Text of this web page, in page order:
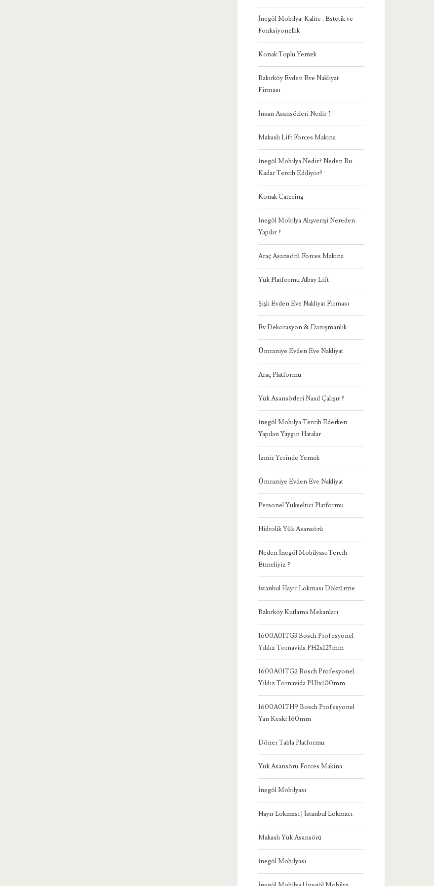
İnegöl Mobilya: Kalite , Estetik ve
Fonksiyonellik
Konak Toplu Yemek
Bakırköy Evden Eve Nakliyat
Firması
İnsan Asansörleri Nedir ?
Makaslı Lift Forces Makina
İnegöl Mobilya Nedir? Neden Bu
Kadar Tercih Ediliyor?
Konak Catering
İnegöl Mobilya Alışverişi Nereden
Yapılır ?
Araç Asansörü Forces Makina
Yük Platformu Albay Lift
Şişli Evden Eve Nakliyat Firması
Ev Dekorasyon & Danışmanlık
Ümraniye Evden Eve Nakliyat
Araç Platformu
Yük Asansörleri Nasıl Çalışır ?
İnegöl Mobilya Tercih Ederken
Yapılan Yaygın Hatalar
İzmir Yerinde Yemek
Ümraniye Evden Eve Nakliyat
Personel Yükseltici Platformu
Hidrolik Yük Asansörü
Neden İnegöl Mobilyası Tercih
Etmeliyiz ?
İstanbul Hayır Lokması Döktürme
Bakırköy Kutlama Mekanları
1600A01TG3 Bosch Profesyonel
Yıldız Tornavida PH2x125mm
1600A01TG2 Bosch Profesyonel
Yıldız Tornavida PH1x100mm
1600A01TH9 Bosch Profesyonel
Yan Keski 160mm
Döner Tabla Platformu
Yük Asansörü Forces Makina
İnegöl Mobilyası
Hayır Lokması | İstanbul Lokmacı
Makaslı Yük Asansörü
İnegöl Mobilyası